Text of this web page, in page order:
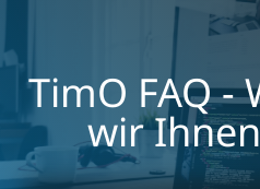
TimO FAQ -
wir